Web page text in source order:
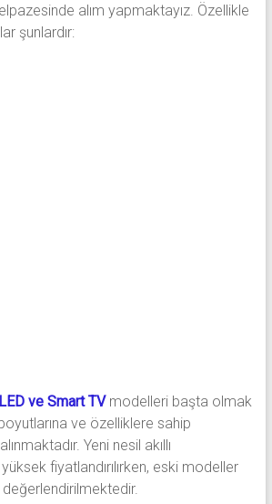
alım yapmaktayız. Özellikle
şunlardır:
ve Smart TVmodelleri başta olmak
ve özelliklere sahip
Yeni nesil akıllı
fiyatlandırılırken, eski modeller